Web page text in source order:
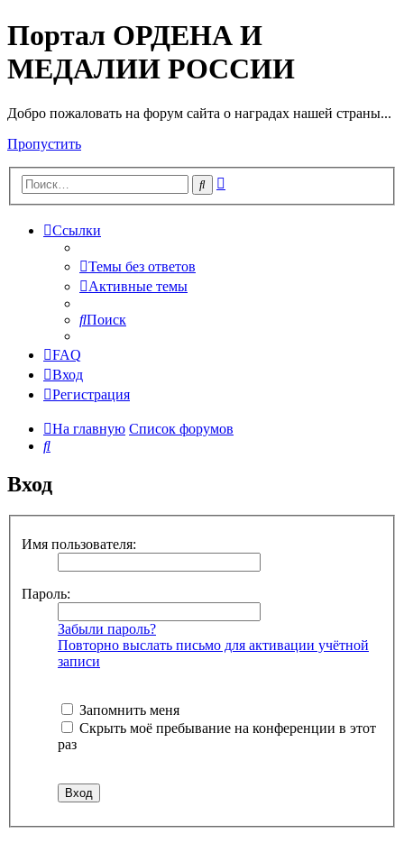
Портал ОРДЕНА И
МЕДАЛИИ РОССИИ
Добро пожаловать на форум сайта о наградах нашей страны...
Пропустить
Поиск
Ссылки
Темы без ответов
Активные темы
Поиск
FAQ
Вход
Регистрация
На главную Список форумов
Поиск
Вход
Имя пользователя:
Пароль:
Забыли пароль?
Повторно выслать письмо для активации учётной
записи
Запомнить меня
Скрыть моё пребывание на конференции в этот
раз